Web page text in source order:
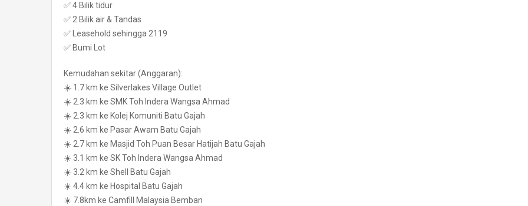
✅ 4 Bilik tidur
✅ 2 Bilik air & Tandas
✅ Leasehold sehingga 2119
✅ Bumi Lot
Kemudahan sekitar (Anggaran):
☀️ 1.7 km ke Silverlakes Village Outlet
☀️ 2.3 km ke SMK Toh Indera Wangsa Ahmad
☀️ 2.3 km ke Kolej Komuniti Batu Gajah
☀️ 2.6 km ke Pasar Awam Batu Gajah
☀️ 2.7 km ke Masjid Toh Puan Besar Hatijah Batu Gajah
☀️ 3.1 km ke SK Toh Indera Wangsa Ahmad
☀️ 3.2 km ke Shell Batu Gajah
☀️ 4.4 km ke Hospital Batu Gajah
☀️ 7.8km ke Camfill Malaysia Bemban